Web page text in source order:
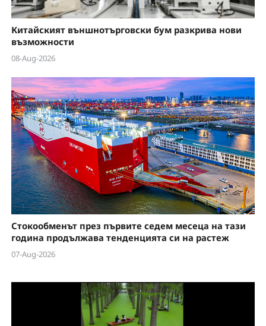
Китайският външнотърговски бум разкрива нови
възможности
08-Aug-2026
Стокообменът през първите седем месеца на тази
година продължава тенденцията си на растеж
07-Aug-2026